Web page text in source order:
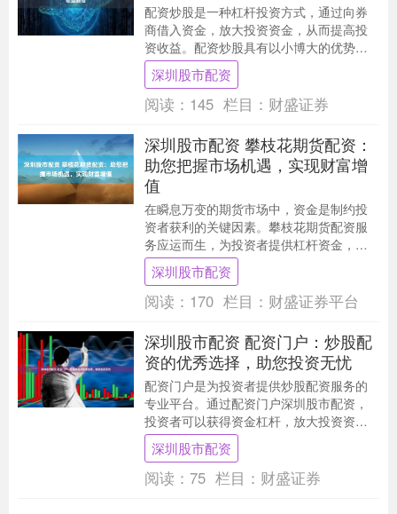
配资炒股是一种杠杆投资方式，通过向券
商借入资金，放大投资资金，从而提高投
资收益。配资炒股具有以小博大的优势深
圳股市配资，能够让投资者以较小的资金
撬动更大的市场机....
深圳股市配资
阅读： 145 栏目： 财盛证券
深圳股市配资 攀枝花期货配资：
助您把握市场机遇，实现财富增
值
在瞬息万变的期货市场中，资金是制约投
资者获利的关键因素。攀枝花期货配资服
务应运而生，为投资者提供杠杆资金，助
力其把握市场机遇，实现财富增值。 * 放大
收益：通过....
深圳股市配资
阅读： 170 栏目： 财盛证券平台
深圳股市配资 配资门户：炒股配
资的优秀选择，助您投资无忧
配资门户是为投资者提供炒股配资服务的
专业平台。通过配资门户深圳股市配资，
投资者可以获得资金杠杆，放大投资资
金，从而提高投资收益。 1. 进行背景调
查：了解公司的....
深圳股市配资
阅读： 75 栏目： 财盛证券